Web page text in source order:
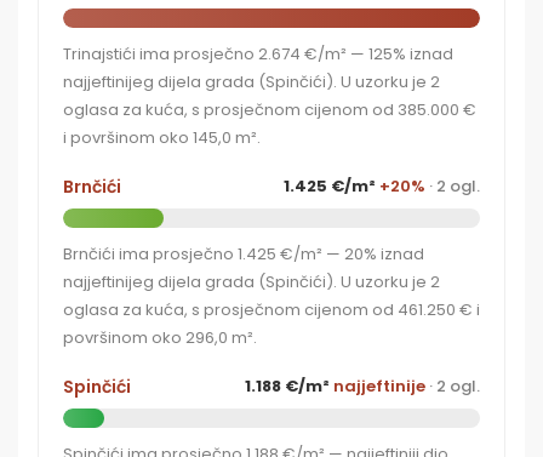
Trinajstići ima prosječno 2.674 €/m² — 125% iznad
najjeftinijeg dijela grada (Spinčići). U uzorku je 2
oglasa za kuća, s prosječnom cijenom od 385.000 €
i površinom oko 145,0 m².
Brnčići 1.425 €/m² +20% · 2 ogl.
Brnčići ima prosječno 1.425 €/m² — 20% iznad
najjeftinijeg dijela grada (Spinčići). U uzorku je 2
oglasa za kuća, s prosječnom cijenom od 461.250 € i
površinom oko 296,0 m².
Spinčići 1.188 €/m² najjeftinije · 2 ogl.